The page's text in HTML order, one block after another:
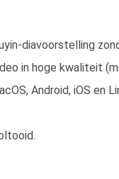
diavoorstelling
in hoge kwaliteit
Android, iOS en